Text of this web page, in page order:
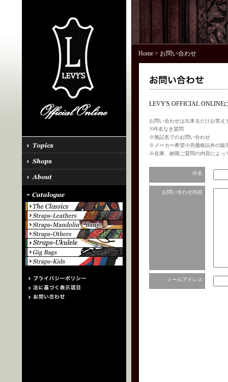
Home> お問い合わせ
LEVY'S OFFICIAL ONLINE
お問い合わせは出来るだけお答
※件名なき質問
※無記名でのお問い合わせ
※メーカー希望小売価格以外の販
※在庫、納期ご質問の内容によっ
件名
お問い合わせ内容
メールアドレス